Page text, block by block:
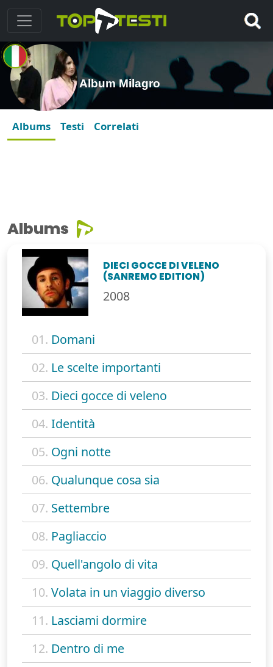
Album Milagro
Albums Testi Correlati
Albums
DIECI GOCCE DI VELENO
(SANREMO EDITION)
2008
01. Domani
02. Le scelte importanti
03. Dieci gocce di veleno
04. Identità
05. Ogni notte
06. Qualunque cosa sia
07. Settembre
08. Pagliaccio
09. Quell'angolo di vita
10. Volata in un viaggio diverso
11. Lasciami dormire
12. Dentro di me